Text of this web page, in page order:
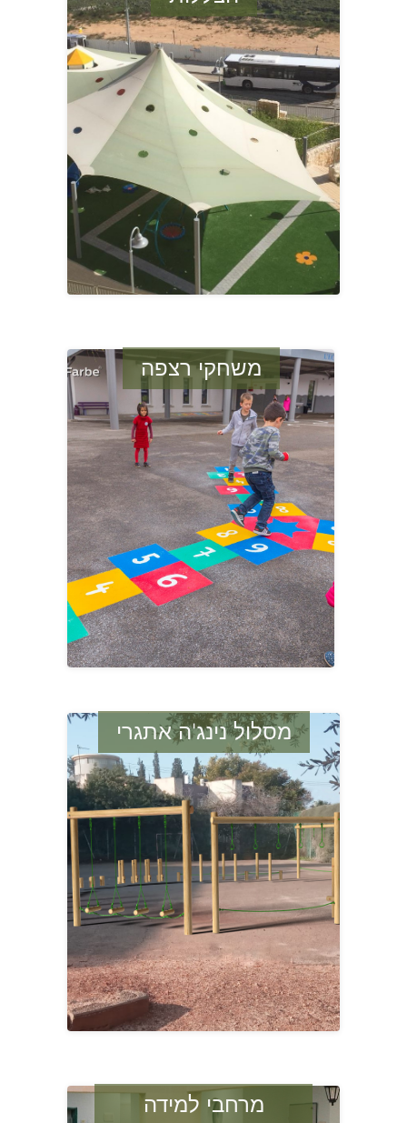
משחקי רצפה
מסלול נינג'ה אתגרי
מרחבי למידה